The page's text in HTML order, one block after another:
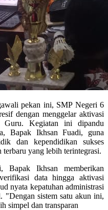
pekan ini, SMP Negeri 6
dengan menggelar aktivasi
Kegiatan ini dipandu
Bapak Ikhsan Fuadi, guna
dan kependidikan sukses
terbaru yang lebih terintegrasi.
Bapak Ikhsan memberikan
data hingga aktivasi
nyata kepatuhan administrasi
"Dengan sistem satu akun ini,
simpel dan transparan